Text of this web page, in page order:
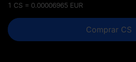
1 CS = 0.00006965 EUR
Comprar CS